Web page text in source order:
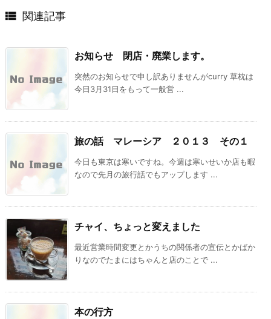
 関連記事
お知らせ 閉店・廃業します。
突然のお知らせで申し訳ありませんがcurry 草枕は
今日3月31日をもって一般営 ...
旅の話 マレーシア ２０１３ その１
今日も東京は寒いですね。今週は寒いせいか店も暇
なので先月の旅行話でもアップします ...
チャイ、ちょっと変えました
最近営業時間変更とかうちの関係者の宣伝とかばか
りなのでたまにはちゃんと店のことで ...
本の行方